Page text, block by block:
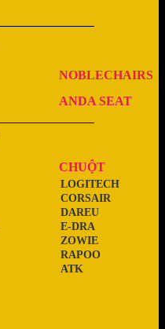
NOBLECHAIRS
ANDA SEAT
CHUỘT
ATK
RAPOO
ZOWIE
E-DRA
DAREU
CORSAIR
LOGITECH